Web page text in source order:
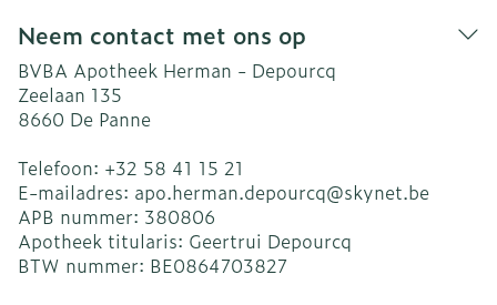
Neem contact met ons op
BVBA Apotheek Herman - Depourcq
Zeelaan 135
8660 De Panne
Telefoon: +32 58 41 15 21
E-mailadres: apo.herman.depourcq@skynet.be
APB nummer: 380806
Apotheek titularis: Geertrui Depourcq
BTW nummer: BE0864703827